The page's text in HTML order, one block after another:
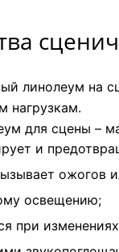
линолеум на
нагрузкам.
для сцены –
и
ожогов
освещению;
при